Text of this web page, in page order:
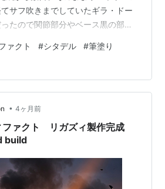
サフ吹きまでしていたギラ・ドー
たので関節部分やベース黒の部分
らスタート。 とはいえジオン系量
経験がないため、ミリタリー色溢
の色の違いがとんとわからない。
シタデルカラーなので、そりゃあ
実は緑系と茶系の違いがあったり
ットパレットの上でサ…
ァクト #シタデル #筆塗り
• 4ヶ月前
ファクト リガズィ製作完成
build